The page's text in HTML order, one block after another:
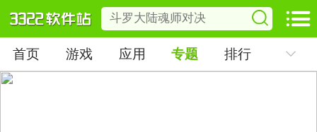
首页 游戏 应用 专题 排行